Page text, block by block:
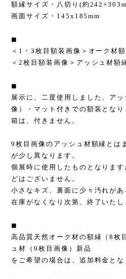
額縁サイズ・八切り(約
画面サイズ・145x185mm
◼︎
＜1・3枚目額装画像＞オーク材
＜2枚目額装画像＞アッシュ材額
◼︎
展示に、二度使用しました、ア
像）・マット付きでの額装となり
箱は、付きません。
9枚目画像のアッシュ材額縁とは
が少し異なります。
個展時に使用したものとなりま
どはございません。
小さなキズ、裏面に少々汚れがあ
在庫がなくなり次第、終了いたし
◼︎
高品質天然オーク材の額縁（8枚
ュ材（9枚目画像）新品
をご希望の場合は、追加料金とな